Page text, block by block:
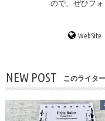
ので、ぜひフォ
WebSite
NEW POST このライタ